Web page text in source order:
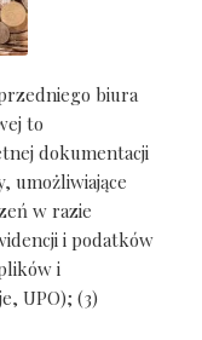
biura
to
dokumentacji
umożliwiające
w razie
i podatków
i
UPO); (3)